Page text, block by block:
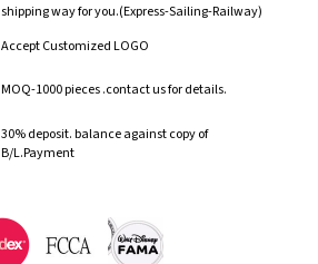
shipping way for you.(Express-Sailing-Railway)
Accept Customized LOGO
MOQ-1000 pieces .contact us for details.
30% deposit. balance against copy of
B/L.Payment